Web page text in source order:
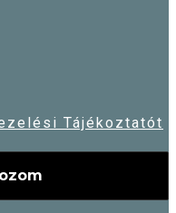
Tájékoztatót